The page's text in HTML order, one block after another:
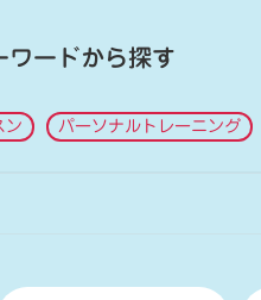
ワードから探す
ン パーソナルトレーニング